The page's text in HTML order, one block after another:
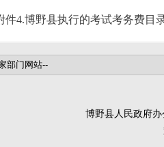
件4.博野县执行的考试考务费目
博野县人民政府办